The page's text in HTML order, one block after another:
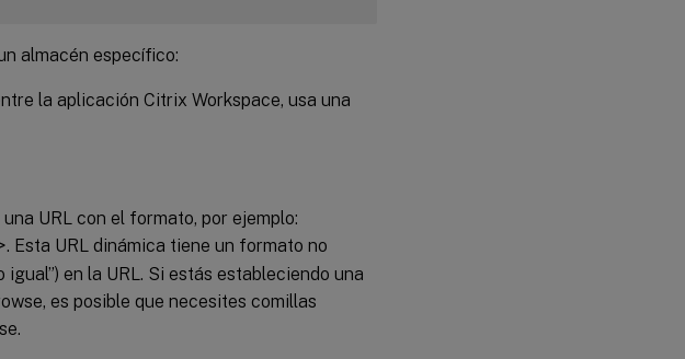
almacén específico:
la aplicación Citrix Workspace, usa una
URL con el formato, por ejemplo:
Esta URL dinámica tiene un formato no
en la URL. Si estás estableciendo una
es posible que necesites comillas